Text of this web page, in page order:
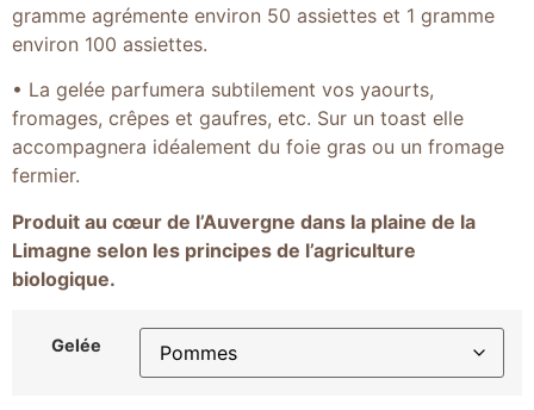
gramme agrémente environ 50 assiettes et 1 gramme
environ 100 assiettes.
• La gelée parfumera subtilement vos yaourts,
fromages, crêpes et gaufres, etc. Sur un toast elle
accompagnera idéalement du foie gras ou un fromage
fermier.
Produit au cœur de l’Auvergne dans la plaine de la
Limagne selon les principes de l’agriculture
biologique.
Gelée